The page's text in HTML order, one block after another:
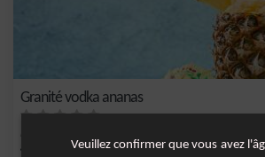
Granité vodka ananas
Veuillez confirmer que vous avez